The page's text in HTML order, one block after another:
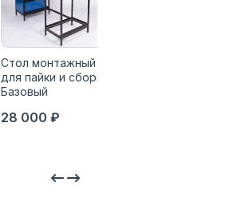
Стол монтажный
для пайки и сборки
Базовый
28 000 ₽